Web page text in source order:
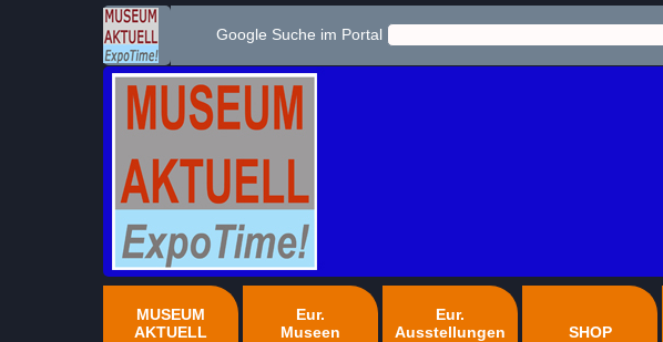
Google Suche im Portal
MUSEUM
AKTUELL
Eur.
Museen
Eur.
Ausstellungen
SHOP